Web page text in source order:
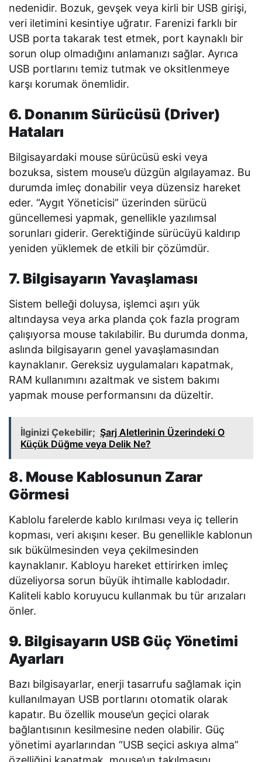
nedenidir. Bozuk, gevşek veya kirli bir USB girişi,
veri iletimini kesintiye uğratır. Farenizi farklı bir
USB porta takarak test etmek, port kaynaklı bir
sorun olup olmadığını anlamanızı sağlar. Ayrıca
USB portlarını temiz tutmak ve oksitlenmeye
karşı korumak önemlidir.
6. Donanım Sürücüsü (Driver)
Hataları
Bilgisayardaki mouse sürücüsü eski veya
bozuksa, sistem mouse’u düzgün algılayamaz. Bu
durumda imleç donabilir veya düzensiz hareket
eder. “Aygıt Yöneticisi” üzerinden sürücü
güncellemesi yapmak, genellikle yazılımsal
sorunları giderir. Gerektiğinde sürücüyü kaldırıp
yeniden yüklemek de etkili bir çözümdür.
7. Bilgisayarın Yavaşlaması
Sistem belleği doluysa, işlemci aşırı yük
altındaysa veya arka planda çok fazla program
çalışıyorsa mouse takılabilir. Bu durumda donma,
aslında bilgisayarın genel yavaşlamasından
kaynaklanır. Gereksiz uygulamaları kapatmak,
RAM kullanımını azaltmak ve sistem bakımı
yapmak mouse performansını da düzeltir.
İlginizi Çekebilir; Şarj Aletlerinin Üzerindeki O
Küçük Düğme veya Delik Ne?
8. Mouse Kablosunun Zarar
Görmesi
Kablolu farelerde kablo kırılması veya iç tellerin
kopması, veri akışını keser. Bu genellikle kablonun
sık bükülmesinden veya çekilmesinden
kaynaklanır. Kabloyu hareket ettirirken imleç
düzeliyorsa sorun büyük ihtimalle kablodadır.
Kaliteli kablo koruyucu kullanmak bu tür arızaları
önler.
9. Bilgisayarın USB Güç Yönetimi
Ayarları
Bazı bilgisayarlar, enerji tasarrufu sağlamak için
kullanılmayan USB portlarını otomatik olarak
kapatır. Bu özellik mouse’un geçici olarak
bağlantısının kesilmesine neden olabilir. Güç
yönetimi ayarlarından “USB seçici askıya alma”